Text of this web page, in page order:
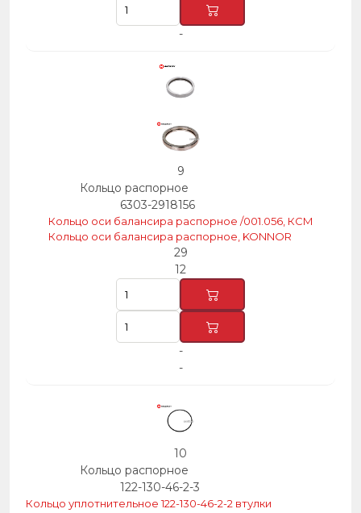
-
9
Кольцо распорное
6303-2918156
Кольцо оси балансира распорное /001.056, КСМ
Кольцо оси балансира распорное, KONNOR
29
12
-
-
10
Кольцо распорное
122-130-46-2-3
Кольцо уплотнительное 122-130-46-2-2 втулки